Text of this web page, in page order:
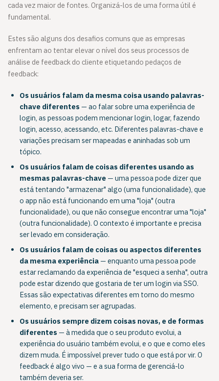
cada vez maior de fontes. Organizá-los de uma forma útil é
fundamental.
Estes são alguns dos desafios comuns que as empresas
enfrentam ao tentar elevar o nível dos seus processos de
análise de feedback do cliente etiquetando pedaços de
feedback:
Os usuários falam da mesma coisa usando palavras-
chave diferentes— ao falar sobre uma experiência de
login, as pessoas podem mencionar login, logar, fazendo
login, acesso, acessando, etc. Diferentes palavras-chave e
variações precisam ser mapeadas e aninhadas sob um
tópico.
Os usuários falam de coisas diferentes usando as
mesmas palavras-chave— uma pessoa pode dizer que
está tentando "armazenar" algo (uma funcionalidade), que
o app não está funcionando em uma "loja" (outra
funcionalidade), ou que não consegue encontrar uma "loja"
(outra funcionalidade). O contexto é importante e precisa
ser levado em consideração.
Os usuários falam de coisas ou aspectos diferentes
da mesma experiência— enquanto uma pessoa pode
estar reclamando da experiência de "esqueci a senha", outra
pode estar dizendo que gostaria de ter um login via SSO.
Essas são expectativas diferentes em torno do mesmo
elemento, e precisam ser agrupadas.
Os usuários sempre dizem coisas novas, e de formas
diferentes— à medida que o seu produto evolui, a
experiência do usuário também evolui, e o que e como eles
dizem muda. É impossível prever tudo o que está por vir. O
feedback é algo vivo — e a sua forma de gerenciá-lo
também deveria ser.